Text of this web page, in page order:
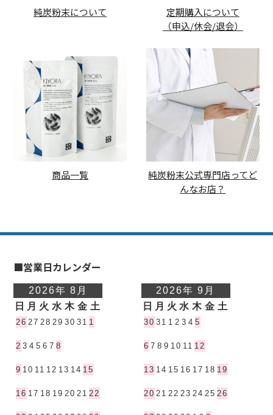
純炭粉末について
定期購入について
（申込/休会/退会）
商品一覧
純炭粉末公式専門店ってど
んなお店？
■営業日カレンダー